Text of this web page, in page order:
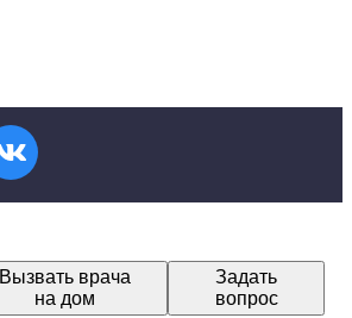
Вызвать врача
на дом
Задать
вопрос